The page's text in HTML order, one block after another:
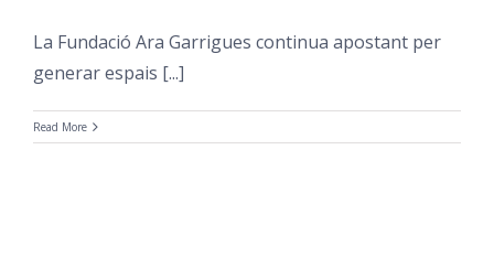
La Fundació Ara Garrigues continua apostant per
generar espais [...]
Read More